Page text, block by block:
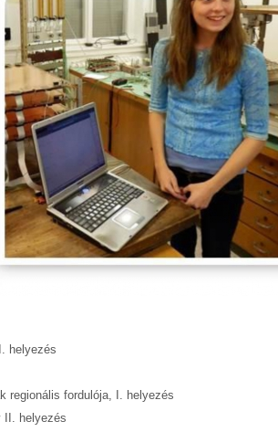
helyezés
regionális fordulója, I. helyezés
II. helyezés